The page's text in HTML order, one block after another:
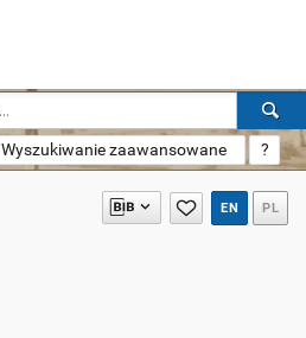
Wyszukiwanie zaawansowane ?
EN PL